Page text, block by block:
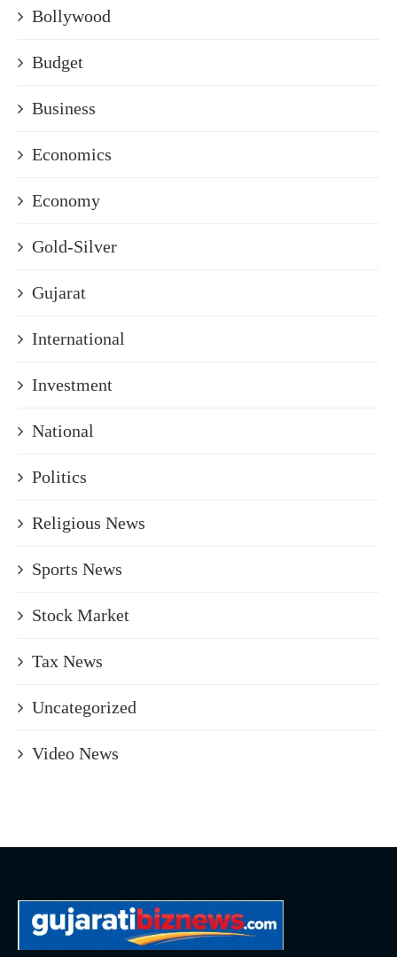
Bollywood
Budget
Business
Economics
Economy
Gold-Silver
Gujarat
International
Investment
National
Politics
Religious News
Sports News
Stock Market
Tax News
Uncategorized
Video News